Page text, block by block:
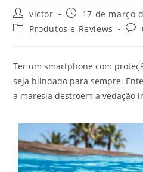
Autor
do
post:
victor
Post
publicado:
17 de março
Categoria
Produtos e Reviews
Ter um smartphone com
seja blindado para sempre.
a maresia destroem a vedação